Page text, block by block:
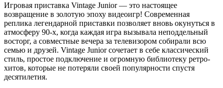
Игровая приставка Vintage Junior — это настоящее
возвращение в золотую эпоху видеоигр! Современная
реплика легендарной приставки позволяет вновь окунуться в
атмосферу 90-х, когда каждая игра вызывала неподдельный
восторг, а совместные вечера за телевизором собирали всю
семью и друзей. Vintage Junior сочетает в себе классический
стиль, простое подключение и огромную библиотеку ретро-
хитов, которые не потеряли своей популярности спустя
десятилетия.